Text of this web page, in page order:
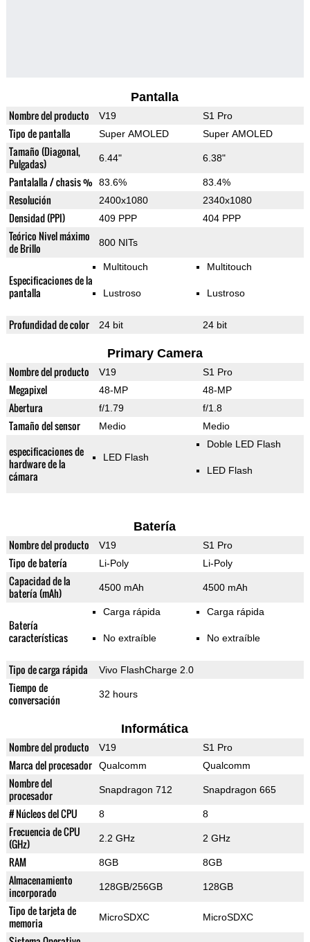
Pantalla
Nombre del producto V19 S1 Pro
Tipo de pantalla Super AMOLED Super AMOLED
Tamaño (Diagonal,
Pulgadas)
6.44" 6.38"
Pantalalla / chasis % 83.6% 83.4%
Resolución 2400x1080 2340x1080
Densidad (PPI) 409 PPP 404 PPP
Teórico Nivel máximo
de Brillo
800 NITs
Especificaciones de la
pantalla
Multitouch
Lustroso
Multitouch
Lustroso
Profundidad de color 24 bit 24 bit
Primary Camera
Nombre del producto V19 S1 Pro
Megapixel 48-MP 48-MP
Abertura f/1.79 f/1.8
Tamaño del sensor Medio Medio
especificaciones de
hardware de la
cámara
LED Flash
Doble LED Flash
LED Flash
Batería
Nombre del producto V19 S1 Pro
Tipo de batería Li-Poly Li-Poly
Capacidad de la
batería (mAh)
4500 mAh 4500 mAh
Batería
características
Carga rápida
No extraíble
Carga rápida
No extraíble
Tipo de carga rápida Vivo FlashCharge 2.0
Tiempo de
conversación
32 hours
Informática
Nombre del producto V19 S1 Pro
Marca del procesador Qualcomm Qualcomm
Nombre del
procesador
Snapdragon 712 Snapdragon 665
# Núcleos del CPU 8 8
Frecuencia de CPU
(GHz)
2.2 GHz 2 GHz
RAM 8GB 8GB
Almacenamiento
incorporado
128GB/256GB 128GB
Tipo de tarjeta de
memoria
MicroSDXC MicroSDXC